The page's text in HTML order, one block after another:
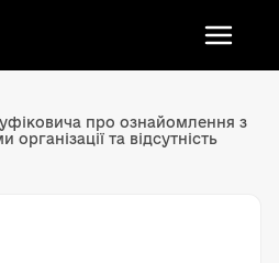
Qırımtatar tili
про ознайомлення з
та відсутність